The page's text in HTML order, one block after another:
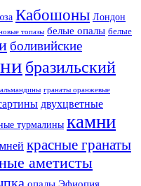
Кабошоны Лондон
топазы белые опалы белые
боливийские
бразильский
гранаты оранжевые
двухцветные
турмалины камни
красные гранаты
аметисты